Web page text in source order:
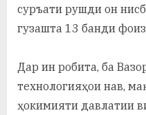
суръати рушди он
гузашта 13 банди
Дар ин робита, ба
технологияҳои нав,
ҳокимияти давлатии